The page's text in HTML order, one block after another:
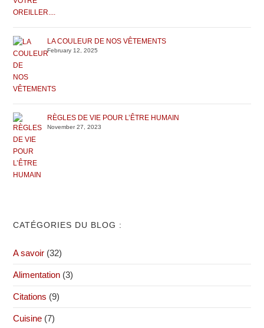
LA COULEUR DE NOS VÊTEMENTS
February 12, 2025
RÈGLES DE VIE POUR L’ÊTRE HUMAIN
November 27, 2023
CATÉGORIES DU BLOG :
A savoir (32)
Alimentation (3)
Citations (9)
Cuisine (7)